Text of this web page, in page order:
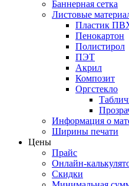
Баннерная сетка
Листовые
Пластик
Пенокартон
Полистирол
ПЭТ
Акрил
Композит
Оргстекло
Информация о
Ширины печати
Цены
Прайс
Онлайн-
Скидки